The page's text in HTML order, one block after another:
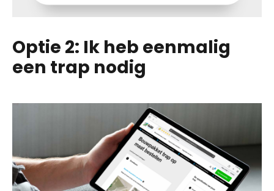
Optie 2: Ik heb eenmalig
een trap nodig